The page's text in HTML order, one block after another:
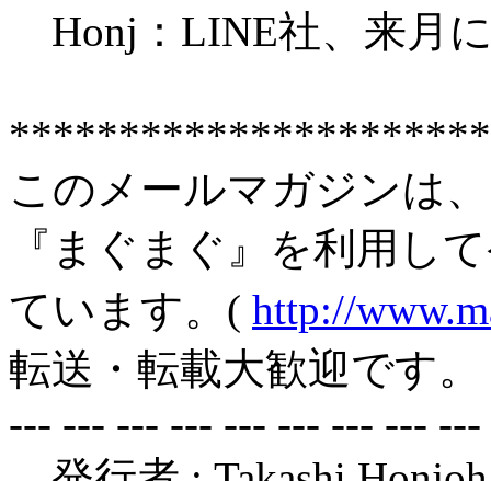
Honj：LINE社、来月
このメールマガジンは
『まぐまぐ』を利用し
ています。( http://
転送・転載大歓迎です。
--- --- --- --- --- --- --- ---